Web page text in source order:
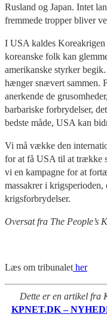
Rusland og Japan. Intet
fremmede tropper bliver
I USA kaldes Koreakrigen
koreanske folk kan
amerikanske styrker
hænger snævert sammen.
anerkende de
barbariske forbrydelser,
bedste måde, USA kan
Vi må vække den
for at få USA til at trække
vi en kampagne for at
massakrer i
krigsforbrydelser.
Oversat fra The People’s
Læs om tribunalet her
Dette er en artikel fra
KPNET.DK –